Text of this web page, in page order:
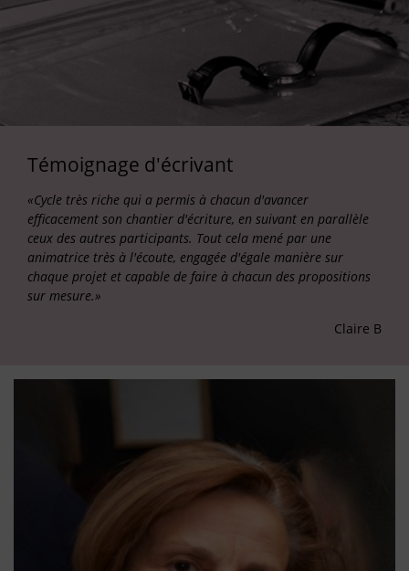
Témoignage d'écrivant
«Cycle très riche qui a permis à chacun d'avancer
efficacement son chantier d'écriture, en suivant en parallèle
ceux des autres participants. Tout cela mené par une
animatrice très à l'écoute, engagée d'égale manière sur
chaque projet et capable de faire à chacun des propositions
sur mesure.»
Claire B